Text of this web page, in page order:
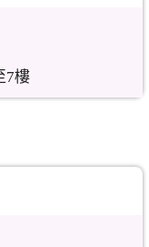
7樓